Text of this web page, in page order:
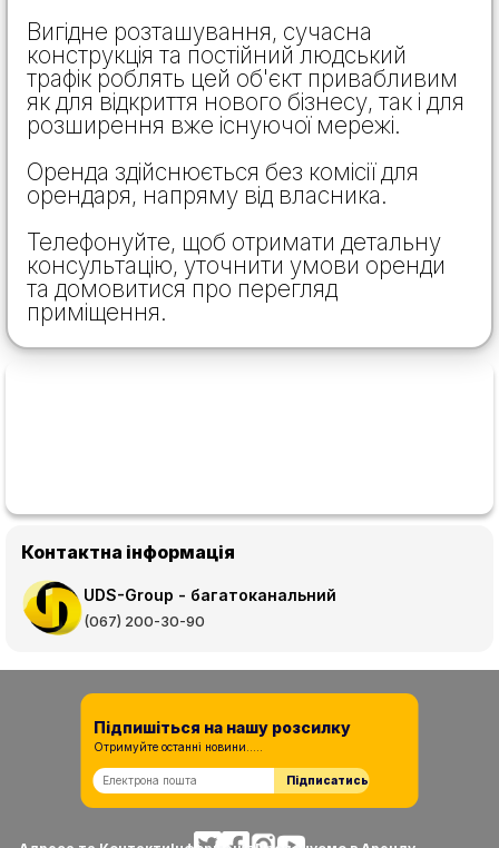
Вигідне розташування, сучасна
конструкція та постійний людський
трафік роблять цей об'єкт привабливим
як для відкриття нового бізнесу, так і для
розширення вже існуючої мережі.
Оренда здійснюється без комісії для
орендаря, напряму від власника.
Телефонуйте, щоб отримати детальну
консультацію, уточнити умови оренди
та домовитися про перегляд
приміщення.
Контактна інформація
UDS-Group - багатоканальний
(067) 200-30-90
Підпишіться на нашу розсилку
Отримуйте останні новини.....
Підписатись